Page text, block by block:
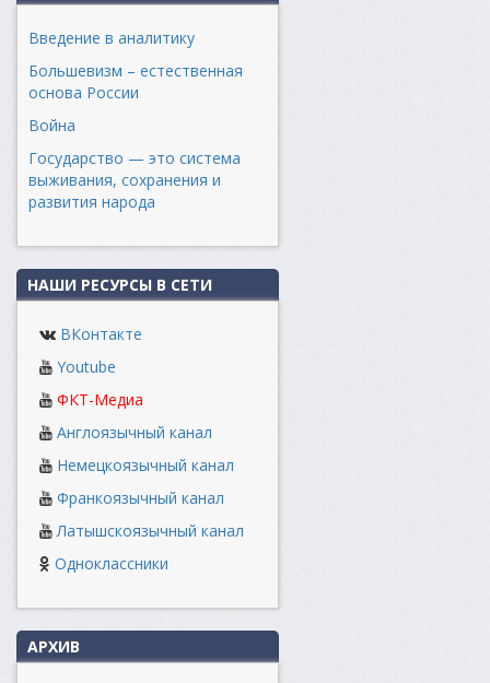
Введение в аналитику
Большевизм – естественная
основа России
Война
Государство — это система
выживания, сохранения и
развития народа
НАШИ РЕСУРСЫ В СЕТИ
ВКонтакте
Youtube
ФКТ-Медиа
Англоязычный канал
Немецкоязычный канал
Франкоязычный канал
Латышскоязычный канал
Одноклассники
АРХИВ